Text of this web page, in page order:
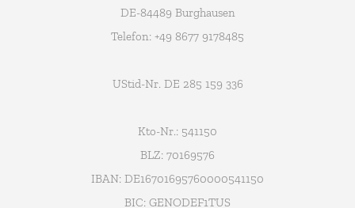
DE-84489 Burghausen
Telefon: +49 8677 9178485
UStid-Nr. DE 285 159 336
Kto-Nr.: 541150
BLZ: 70169576
IBAN: DE16701695760000541150
BIC: GENODEF1TUS